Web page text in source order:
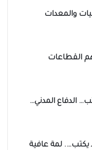
والمعدات
القطاعات
الدفاع المدني…
يكتب…. لمة عافية